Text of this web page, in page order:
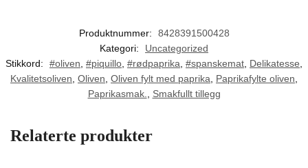
Produktnummer:
8428391500428
Kategori:
Uncategorized
Stikkord:
#oliven #piquillo #rødpaprika #spanskemat Delikatesse
Kvalitetsoliven Oliven Oliven fylt med paprika Paprikafylte oliven
Paprikasmak.
Smakfullt tillegg
Relaterte produkter